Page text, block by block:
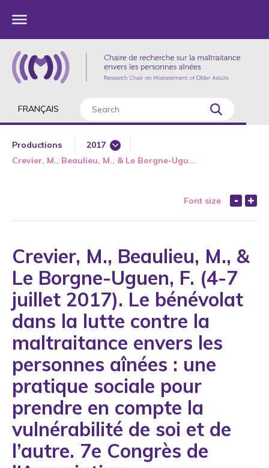
FRANÇAIS
Productions
2017
1985
1991
1994
1995
1996
1997
1998
1999
2000
2001
Crevier, M., Beaulieu, M., & Le Borgne-Ugu...
Font size
Crevier, M., Beaulieu, M., &
Le Borgne-Uguen, F. (4-7
juillet 2017). Le bénévolat
dans la lutte contre la
maltraitance envers les
personnes aînées : une
pratique sociale pour
prendre en compte la
vulnérabilité de soi et de
l’autre. 7e Congrès de